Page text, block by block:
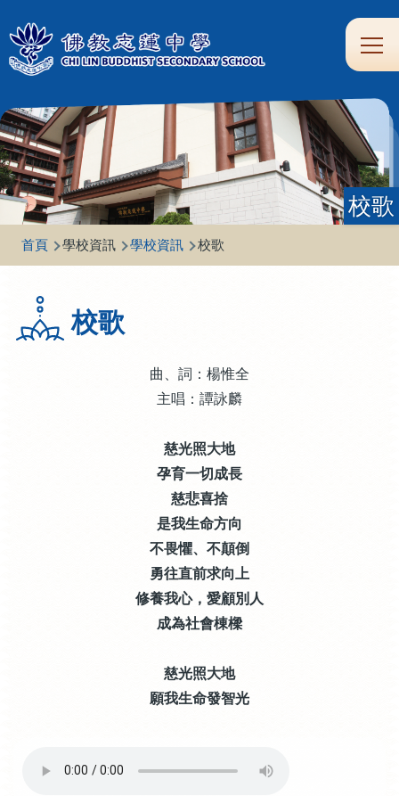
Main
生
涯
劃
家
校
作
校
友
圖
書
園
道
校歌
導
航
連
結
首頁 學校資訊 學校資訊 校歌
校歌
曲、詞：楊惟全
主唱：譚詠麟
慈光照大地
孕育一切成長
慈悲喜捨
是我生命方向
不畏懼、不顛倒
勇往直前求向上
修養我心，愛顧別人
成為社會棟樑
慈光照大地
願我生命發智光